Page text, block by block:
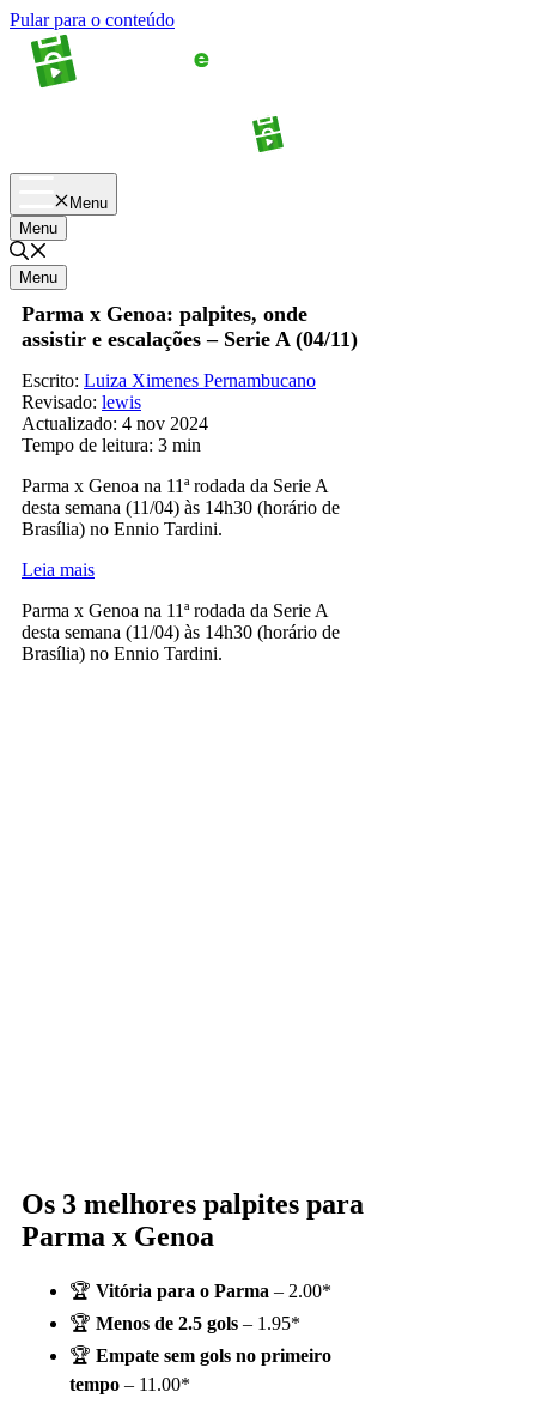
Pular para o conteúdo
Menu
Menu
Menu
Parma x Genoa: palpites, onde
assistir e escalações – Serie A (04/11)
Escrito: Luiza Ximenes Pernambucano
Revisado: lewis
Actualizado: 4 nov 2024
Tempo de leitura: 3 min
Parma x Genoa na 11ª rodada da Serie A
desta semana (11/04) às 14h30 (horário de
Brasília) no Ennio Tardini.
Leia mais
Parma x Genoa na 11ª rodada da Serie A
desta semana (11/04) às 14h30 (horário de
Brasília) no Ennio Tardini.
Os 3 melhores palpites para
Parma x Genoa
🏆 Vitória para o Parma – 2.00*
🏆 Menos de 2.5 gols – 1.95*
🏆 Empate sem gols no primeiro
tempo – 11.00*